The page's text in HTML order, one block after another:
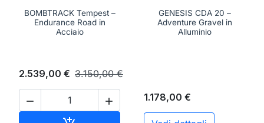
BOMBTRACK Tempest –
Endurance Road in
Acciaio
2.539,00 € 3.150,00 €
 
GENESIS CDA 20 –
Adventure Gravel in
Alluminio
1.178,00 €